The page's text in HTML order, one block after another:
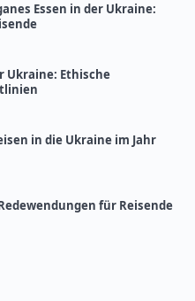
Essen in der Ukraine:
Ukraine: Ethische
in die Ukraine im Jahr
für Reisende